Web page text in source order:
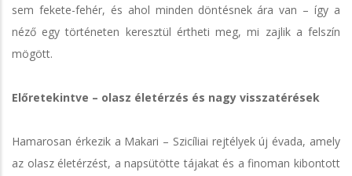
sem fekete-fehér, és ahol minden döntésnek ára van – így a
néző egy történeten keresztül értheti meg, mi zajlik a felszín
mögött.
Előretekintve – olasz életérzés és nagy visszatérések
Hamarosan érkezik a Makari – Szicíliai rejtélyek új évada, amely
az olasz életérzést, a napsütötte tájakat és a finoman kibontott